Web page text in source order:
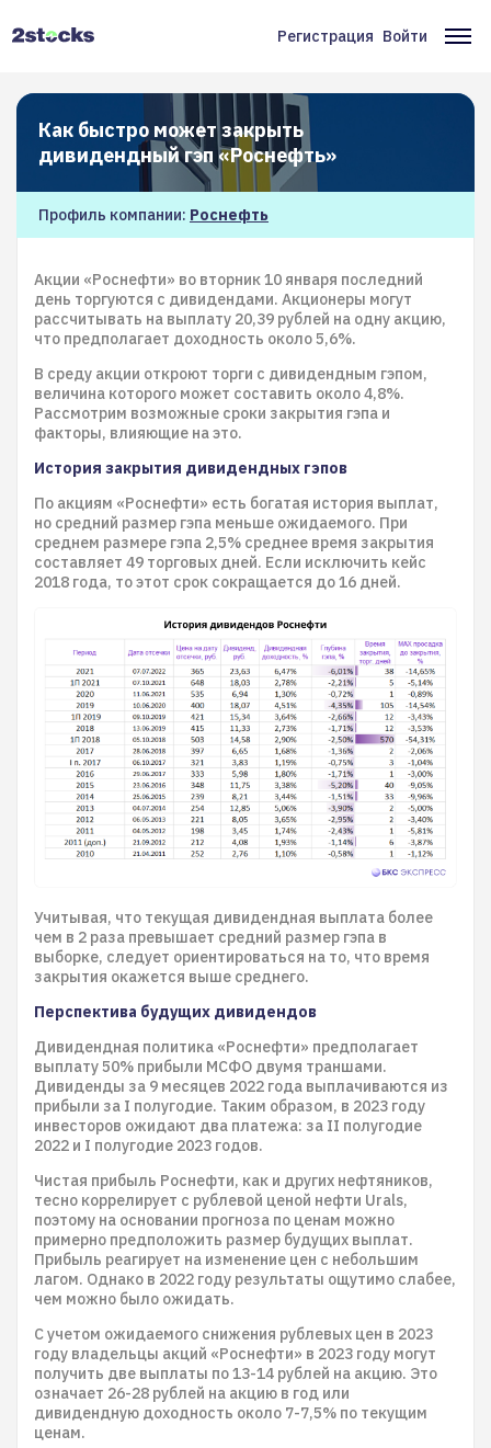
Меню
учётной
записи
пользователя
Регистрация Войти
Как быстро может закрыть
дивидендный гэп «Роснефть»
Профиль компании: Роснефть
Акции «Роснефти» во вторник 10 января последний
день торгуются с дивидендами. Акционеры могут
рассчитывать на выплату 20,39 рублей на одну акцию,
что предполагает доходность около 5,6%.
В среду акции откроют торги с дивидендным гэпом,
величина которого может составить около 4,8%.
Рассмотрим возможные сроки закрытия гэпа и
факторы, влияющие на это.
История закрытия дивидендных гэпов
По акциям «Роснефти» есть богатая история выплат,
но средний размер гэпа меньше ожидаемого. При
среднем размере гэпа 2,5% среднее время закрытия
составляет 49 торговых дней. Если исключить кейс
2018 года, то этот срок сокращается до 16 дней.
Учитывая, что текущая дивидендная выплата более
чем в 2 раза превышает средний размер гэпа в
выборке, следует ориентироваться на то, что время
закрытия окажется выше среднего.
Перспектива будущих дивидендов
Дивидендная политика «Роснефти» предполагает
выплату 50% прибыли МСФО двумя траншами.
Дивиденды за 9 месяцев 2022 года выплачиваются из
прибыли за I полугодие. Таким образом, в 2023 году
инвесторов ожидают два платежа: за II полугодие
2022 и I полугодие 2023 годов.
Чистая прибыль Роснефти, как и других нефтяников,
тесно коррелирует с рублевой ценой нефти Urals,
поэтому на основании прогноза по ценам можно
примерно предположить размер будущих выплат.
Прибыль реагирует на изменение цен с небольшим
лагом. Однако в 2022 году результаты ощутимо слабее,
чем можно было ожидать.
С учетом ожидаемого снижения рублевых цен в 2023
году владельцы акций «Роснефти» в 2023 году могут
получить две выплаты по 13-14 рублей на акцию. Это
означает 26-28 рублей на акцию в год или
дивидендную доходность около 7-7,5% по текущим
ценам.